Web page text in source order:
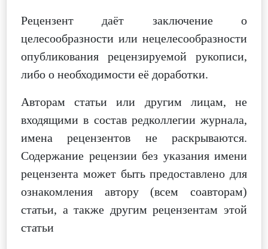
Рецензент даёт заключение о
целесообразности или нецелесообразности
опубликования рецензируемой рукописи,
либо о необходимости её доработки.
Авторам статьи или другим лицам, не
входящими в состав редколлегии журнала,
имена рецензентов не раскрываются.
Содержание рецензии без указания имени
рецензента может быть предоставлено для
ознакомления автору (всем соавторам)
статьи, а также другим рецензентам этой
статьи